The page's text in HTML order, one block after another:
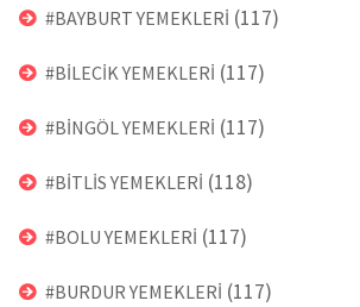
#BAYBURT YEMEKLERİ (117)
#BİLECİK YEMEKLERİ (117)
#BİNGÖL YEMEKLERİ (117)
#BİTLİS YEMEKLERİ (118)
#BOLU YEMEKLERİ (117)
#BURDUR YEMEKLERİ (117)